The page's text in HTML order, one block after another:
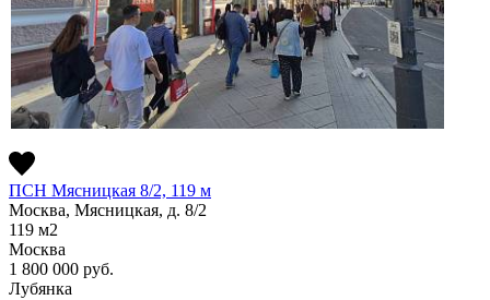
ПСН Мясницкая 8/2, 119 м
Москва, Мясницкая, д. 8/2
119 м2
Москва
1 800 000 руб.
Лубянка